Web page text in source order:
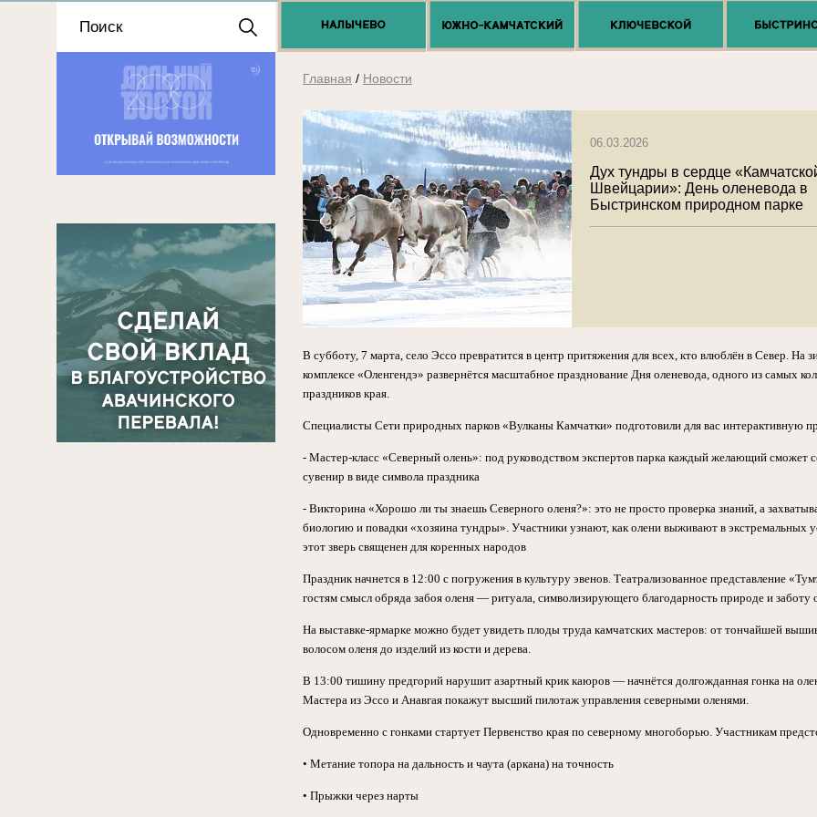
Положение о выдаче
разрешений 2025
Главная / Новости
06.03.2026
Дух тундры в сердце
Швейцарии»: День оленевода в
Быстринском природном парке
В субботу, 7 марта, село Эссо превратится в центр притяжения для всех, кто влюблён в Север. На
комплексе «Оленгендэ» развернётся масштабное празднование Дня оленевода, одного из самых
праздников края.
Специалисты Сети природных парков «Вулканы Камчатки» подготовили для вас интерактивную
- Мастер-класс «Северный олень»: под руководством экспертов парка каждый желающий сможет
сувенир в виде символа праздника
- Викторина «Хорошо ли ты знаешь Северного оленя?»: это не просто проверка знаний, а
биологию и повадки «хозяина тундры». Участники узнают, как олени выживают в экстремальных
этот зверь священен для коренных народов
Праздник начнется в 12:00 с погружения в культуру эвенов. Театрализованное представление
гостям смысл обряда забоя оленя — ритуала, символизирующего благодарность природе и заботу
На выставке-ярмарке можно будет увидеть плоды труда камчатских мастеров: от тончайшей
волосом оленя до изделий из кости и дерева.
В 13:00 тишину предгорий нарушит азартный крик каюров — начнётся долгожданная гонка на
Мастера из Эссо и Анавгая покажут высший пилотаж управления северными оленями.
Одновременно с гонками стартует Первенство края по северному многоборью. Участникам
• Метание топора на дальность и чаута (аркана) на точность
• Прыжки через нарты